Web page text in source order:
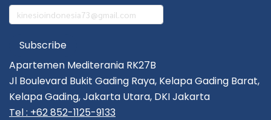
Subscribe
Apartemen Mediterania RK27B
Jl Boulevard Bukit Gading Raya, Kelapa Gading Barat,
Kelapa Gading, Jakarta Utara, DKI Jakarta
Tel : +62 852-1125-9133